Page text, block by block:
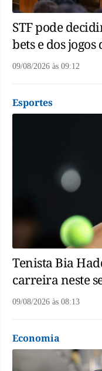
STF pode
bets e dos jogos
09/08/2026 às 09:12
Esportes
Tenista Bia
carreira neste
09/08/2026 às 08:13
Economia